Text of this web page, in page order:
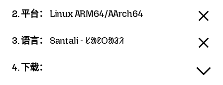
2. 平台： Linux ARM64/AArch64
3. 语言： Santali - ᱥᱟᱱᱛᱟᱲᱤ
4. 下载：